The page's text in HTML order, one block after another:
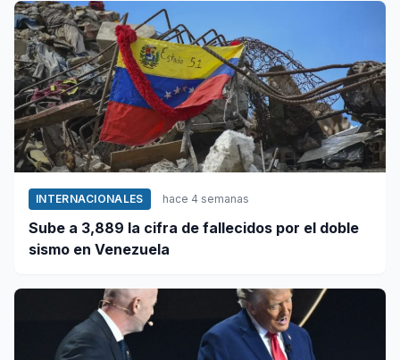
INTERNACIONALES hace 4 semanas
Sube a 3,889 la cifra de fallecidos por el doble
sismo en Venezuela